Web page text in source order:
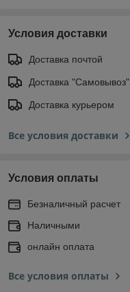
Условия доставки
Доставка почтой
Доставка "Самовывоз"
Доставка курьером
Все условия доставки
Условия оплаты
Безналичный расчет
Наличными
онлайн оплата
Все условия оплаты